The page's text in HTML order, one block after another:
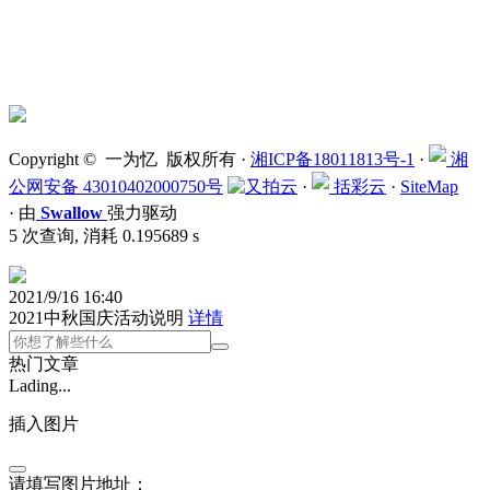
Copyright © 一为忆 版权所有 · 湘ICP备18011813号-1 ·
湘
公网安备 43010402000750号
· 括彩云 · SiteMap
· 由 Swallow 强力驱动
5 次查询, 消耗 0.195689 s
2021/9/16 16:40
2021中秋国庆活动说明 详情
热门文章
Lading...
插入图片
请填写图片地址：